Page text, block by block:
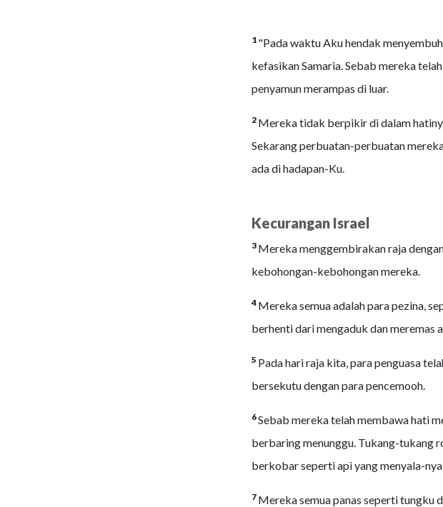
1 "Pada waktu Aku hendak
kefasikan Samaria. Sebab mereka
penyamun merampas di luar.
2 Mereka tidak berpikir di dalam
Sekarang perbuatan-perbuatan
ada di hadapan-Ku.
Kecurangan Israel
3 Mereka menggembirakan raja
kebohongan-kebohongan mereka.
4 Mereka semua adalah para pezina,
berhenti dari mengaduk dan meremas
5 Pada hari raja kita, para penguasa
bersekutu dengan para pencemooh.
6Sebab mereka telah membawa hati
berbaring menunggu. Tukang-tukang
berkobar seperti api yang menyala-
7 Mereka semua panas seperti tungku